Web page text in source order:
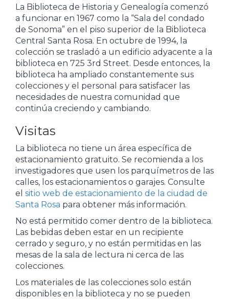
La Biblioteca de Historia y Genealogía comenzó
a funcionar en 1967 como la “Sala del condado
de Sonoma” en el piso superior de la Biblioteca
Central Santa Rosa. En octubre de 1994, la
colección se trasladó a un edificio adyacente a la
biblioteca en 725 3rd Street. Desde entonces, la
biblioteca ha ampliado constantemente sus
colecciones y el personal para satisfacer las
necesidades de nuestra comunidad que
continúa creciendo y cambiando.
Visitas
La biblioteca no tiene un área específica de
estacionamiento gratuito. Se recomienda a los
investigadores que usen los parquímetros de las
calles, los estacionamientos o garajes. Consulte
el sitio web de estacionamiento de la ciudad de
Santa Rosa para obtener más información.
No está permitido comer dentro de la biblioteca.
Las bebidas deben estar en un recipiente
cerrado y seguro, y no están permitidas en las
mesas de la sala de lectura ni cerca de las
colecciones.
Los materiales de las colecciones solo están
disponibles en la biblioteca y no se pueden